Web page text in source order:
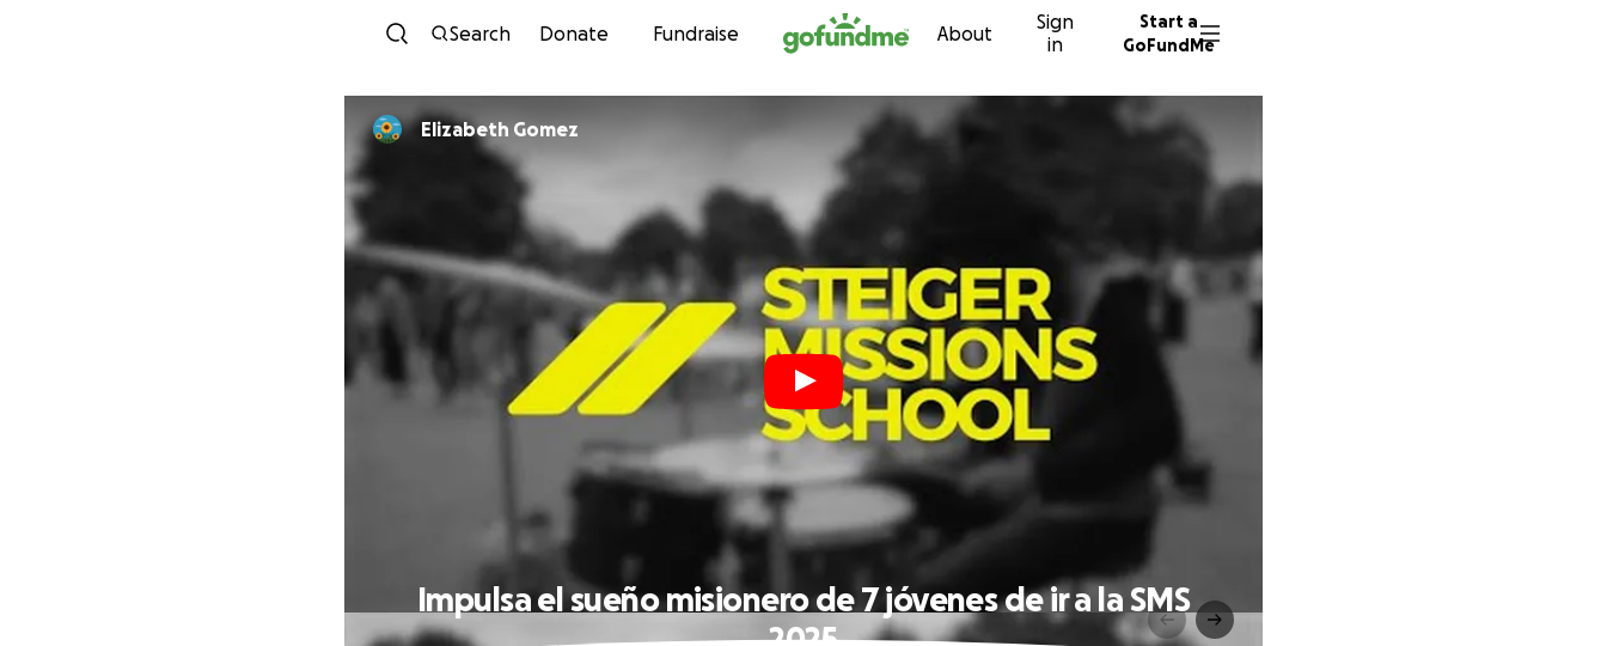
Skip to content
Search Donate Fundraise About
Sign
in
Start a
GoFundMe
Elizabeth Gomez
Impulsa el sueño misionero de 7 jóvenes de ir a la SMS
2025